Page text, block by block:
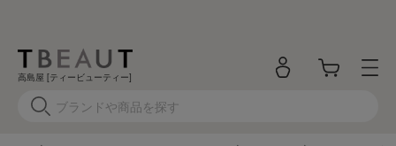
高島屋 [ティービューティー]